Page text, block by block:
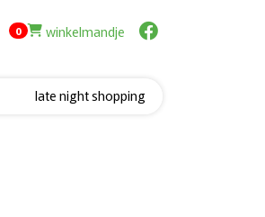
0items in cart
winkelmandje
late night shopping